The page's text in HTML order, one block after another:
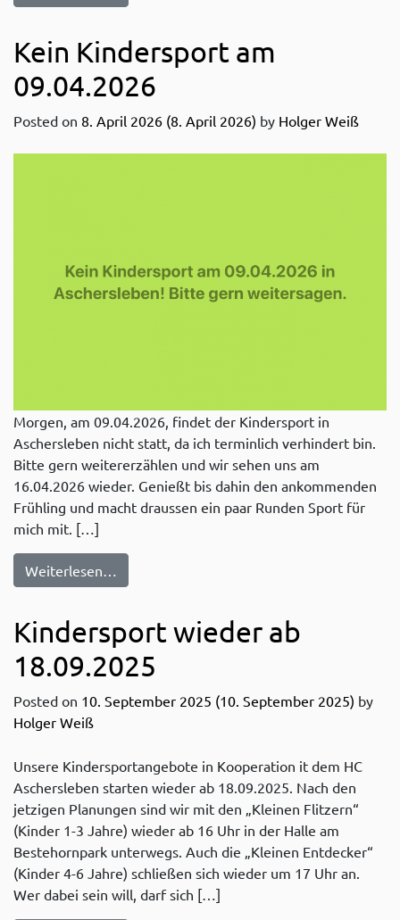
Kein Kindersport am
09.04.2026
Posted on 8. April 2026 (8. April 2026) by Holger Weiß
Morgen, am 09.04.2026, findet der Kindersport in
Aschersleben nicht statt, da ich terminlich verhindert bin.
Bitte gern weitererzählen und wir sehen uns am
16.04.2026 wieder. Genießt bis dahin den ankommenden
Frühling und macht draussen ein paar Runden Sport für
mich mit. […]
Weiterlesen…
Kindersport wieder ab
18.09.2025
Posted on 10. September 2025 (10. September 2025) by
Holger Weiß
Unsere Kindersportangebote in Kooperation it dem HC
Aschersleben starten wieder ab 18.09.2025. Nach den
jetzigen Planungen sind wir mit den „Kleinen Flitzern“
(Kinder 1-3 Jahre) wieder ab 16 Uhr in der Halle am
Bestehornpark unterwegs. Auch die „Kleinen Entdecker“
(Kinder 4-6 Jahre) schließen sich wieder um 17 Uhr an.
Wer dabei sein will, darf sich […]